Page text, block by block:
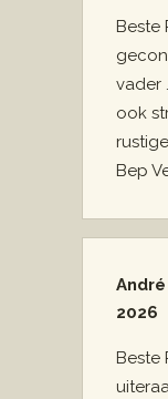
Beste
vader
ook
Bep
2026
Beste